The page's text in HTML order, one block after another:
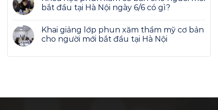
bắt đầu tại Hà Nội ngày 6/6 có gì?
Khai giảng lớp phun xăm thẩm mỹ cơ bản
cho người mới bắt đầu tại Hà Nội